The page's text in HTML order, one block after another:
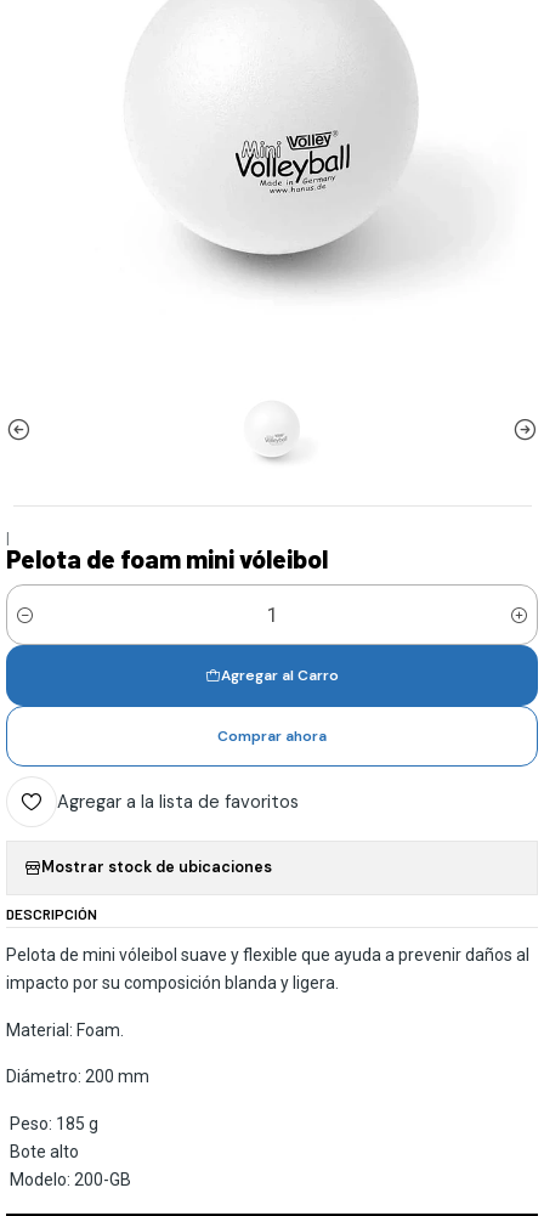
|
Pelota de foam mini vóleibol
Cantidad
Agregar al Carro
Comprar ahora
Agregar a la lista de favoritos
Mostrar stock de ubicaciones
DESCRIPCIÓN
Pelota de mini vóleibol suave y flexible que ayuda a prevenir daños al
impacto por su composición blanda y ligera.
Material: Foam.
Diámetro: 200 mm
Peso: 185 g
Bote alto
Modelo: 200-GB